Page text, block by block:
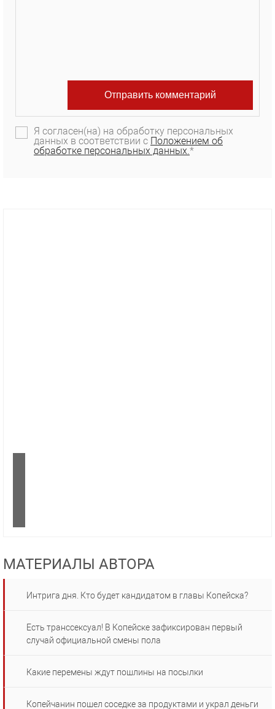
Я согласен(на) на обработку персональных
данных в соответствии с Положением об
обработке персональных данных.*
МАТЕРИАЛЫ АВТОРА
Интрига дня. Кто будет кандидатом в главы Копейска?
Есть транссексуал! В Копейске зафиксирован первый
случай официальной смены пола
Какие перемены ждут пошлины на посылки
Копейчанин пошел соседке за продуктами и украл деньги